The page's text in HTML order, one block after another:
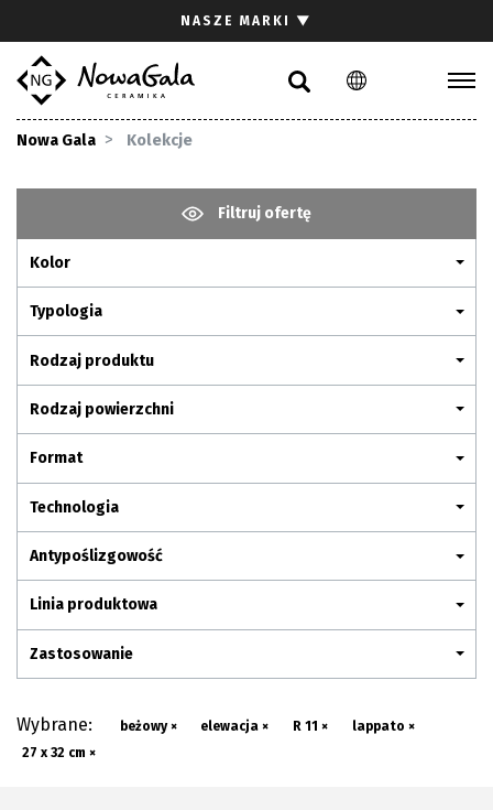
PL EN
NASZE MARKI ▼
Nowa Gala Kolekcje
Filtruj ofertę
Kolor
Typologia
Rodzaj produktu
Rodzaj powierzchni
Format
Technologia
Antypoślizgowość
Linia produktowa
Zastosowanie
Wybrane: beżowy × elewacja × R 11 ×
lappato ×
27 x 32 cm ×
Gdzie kupić
Pliki do pobrania
Pytania i odpowiedzi
Kariera
Kontakt
Komunikacja z akcjonariuszami